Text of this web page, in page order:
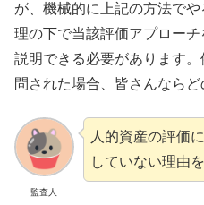
が、機械的に上記の方法で
理の下で当該評価アプロー
説明できる必要があります
問された場合、皆さんなら
監査人
人的資産の評価
していない理由